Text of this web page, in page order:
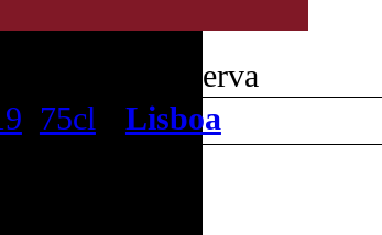
Aninhas Reserva
75cl Lisboa